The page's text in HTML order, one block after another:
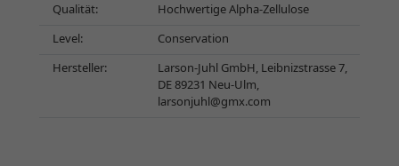
Qualität:
Hochwertige Alpha-Zellulose
Level:
Conservation
Hersteller:
Larson-Juhl GmbH, Leibnizstrasse 7,
DE 89231 Neu-Ulm,
larsonjuhl@gmx.com